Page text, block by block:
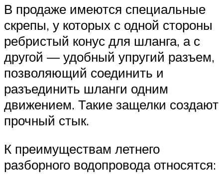
В продаже имеются специальные
скрепы, у которых с одной стороны
ребристый конус для шланга, а с
другой — удобный упругий разъем,
позволяющий соединить и
разъединить шланги одним
движением. Такие защелки создают
прочный стык.
К преимуществам летнего
разборного водопровода относятся: